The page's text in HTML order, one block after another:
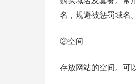
名，规避被惩罚域名。
②空间
存放网站的空间。可